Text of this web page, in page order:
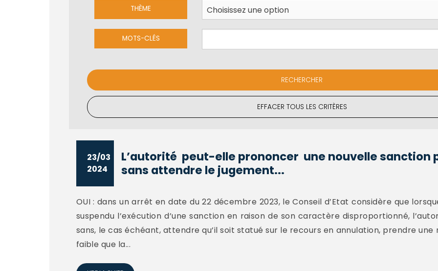
THÈME
MOTS-CLÉS
EFFACER TOUS LES CRITÈRES
23/03
2024
L’autorité peut-elle prononcer une nouvelle sanction
sans attendre le jugement...
OUI : dans un arrêt en date du 22 décembre 2023, le Conseil d’Etat considère que
suspendu l’exécution d’une sanction en raison de son caractère disproportionné,
sans, le cas échéant, attendre qu’il soit statué sur le recours en annulation, prendre une
faible que la...